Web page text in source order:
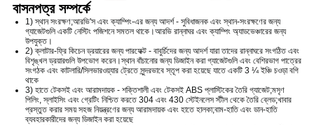
বাসনপত্র সম্পর্কে
1) স্থান সংরক্ষণ;আরভি'স এবং ক্যাম্পিং-এর জন্য আদর্শ - সুবিধাজনক এবং স্থান-সংরক্ষণের জন্য
গ্যাজেটগুলি একটি নেস্টিং পজিশনে সমতল থাকে।আরভি রান্নাঘর এবং ক্যাম্পিং অ্যাডভেঞ্চারের জন্য
উপযুক্ত।
2) ক্লাটার-ফ্রি কিচেন ড্রয়ারের জন্য পারফেক্ট - বাবুর্চিদের জন্য আদর্শ যারা তাদের রান্নাঘরে সংগঠিত এবং
বিশৃঙ্খল ড্রয়ারগুলি উপভোগ করেন।স্থান বাঁচানোর জন্য ডিজাইন করা গ্যাজেটগুলি এবং বেশিরভাগ পাত্রের
সংগঠক এবং কাটলারি/সিলভারওয়্যার ট্রেতে সুন্দরভাবে স্তূপ করা হয়েছে যাতে একটি 3 ¼ ইঞ্চি চওড়া বগি
থাকে
3) হাতে টেকসই এবং আরামদায়ক - শক্তিশালী এবং টেকসই ABS প্লাস্টিকের তৈরি গ্যাজেট;মসৃণ
পিলিং, স্লাইসিং এবং গ্রেটিং নিশ্চিত করতে 304 এবং 430 স্টেইনলেস স্টীল থেকে তৈরি ব্লেড;খাবার
প্রস্তুত করার সময় সহজ নিয়ন্ত্রণের জন্য আরামদায়ক এবং হাতে হালকা;বাম-হাতি এবং ডান-হাতি
ব্যবহারকারীদের জন্য ডিজাইন করা হয়েছে